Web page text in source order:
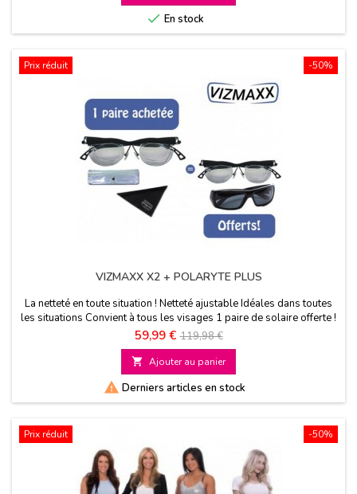
base
 En stock
-50%
Prix réduit
VIZMAXX X2 + POLARYTE PLUS
La netteté en toute situation ! Netteté ajustable Idéales dans toutes
les situations Convient à tous les visages 1 paire de solaire offerte !
Prix
59,99 € Prix
de
base
119,98 €
 Ajouter au panier
 Derniers articles en stock
-50%
Prix réduit